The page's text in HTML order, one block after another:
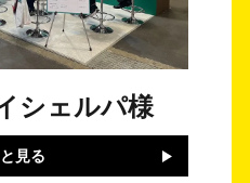
シェルパ様
見る